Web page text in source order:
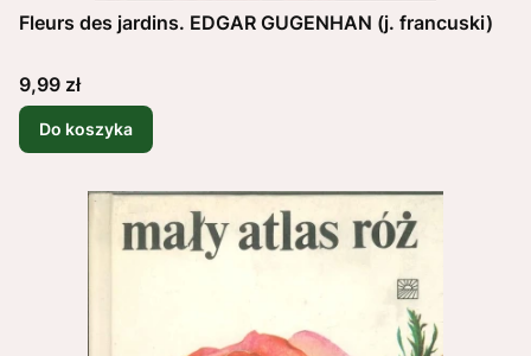
Fleurs des jardins. EDGAR GUGENHAN (j. francuski)
Cena
9,99 zł
Do koszyka